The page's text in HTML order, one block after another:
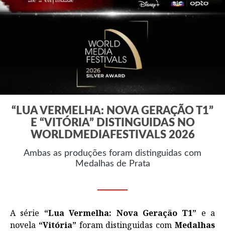
“LUA VERMELHA: NOVA GERAÇÃO T1”
E “VITÓRIA” DISTINGUIDAS NO
WORLDMEDIAFESTIVALS 2026
Ambas as produções foram distinguidas com
Medalhas de Prata
A série “Lua Vermelha: Nova Geração T1” e a
novela “Vitória” foram distinguidas comMedalhas